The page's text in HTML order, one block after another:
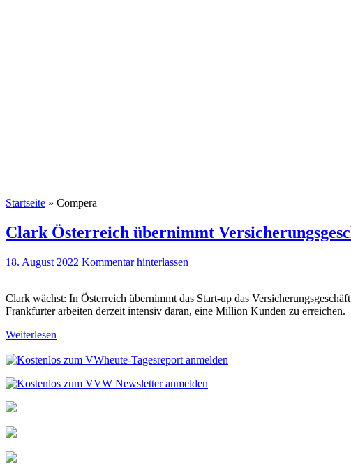
Startseite » Compera
Clark Österreich übernimmt
18. August 2022 Kommentar hinterlassen
Clark wächst: In Österreich übernimmt das Start-up das
Frankfurter arbeiten derzeit intensiv daran, eine Million Kunden zu erreichen.
Weiterlesen